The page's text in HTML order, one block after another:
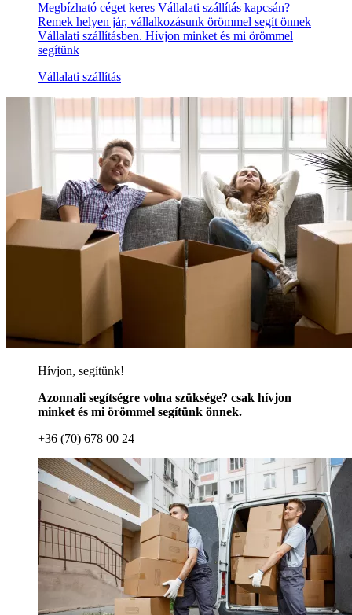
Megbízható céget keres Vállalati szállítás kapcsán?
Remek helyen jár, vállalkozásunk örömmel segít önnek
Vállalati szállításben. Hívjon minket és mi örömmel
segítünk
Vállalati szállítás
Hívjon, segítünk!
Azonnali segítségre volna szüksége? csak hívjon
minket és mi örömmel segítünk önnek.
+36 (70) 678 00 24